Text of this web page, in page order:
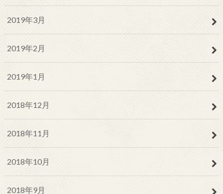
2019年3月
2019年2月
2019年1月
2018年12月
2018年11月
2018年10月
2018年9月